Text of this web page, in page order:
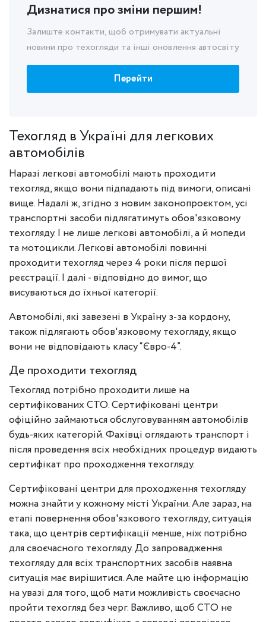
Дизнатися про зміни першим!
Залиште контакти, щоб отримувати актуальні
новини про техогляди та інші оновлення автосвіту
Перейти
Техогляд в Україні для легкових
автомобілів
Наразі легкові автомобілі мають проходити
техогляд, якщо вони підпадають під вимоги, описані
вище. Надалі ж, згідно з новим законопроєктом, усі
транспортні засоби підлягатимуть обов'язковому
техогляду. І не лише легкові автомобілі, а й мопеди
та мотоцикли. Легкові автомобілі повинні
проходити техогляд через 4 роки після першої
реєстрації. І далі - відповідно до вимог, що
висуваються до їхньої категорії.
Автомобілі, які завезені в Україну з-за кордону,
також підлягають обов'язковому техогляду, якщо
вони не відповідають класу “Євро-4”.
Де проходити техогляд
Техогляд потрібно проходити лише на
сертифікованих СТО. Сертифіковані центри
офіційно займаються обслуговуванням автомобілів
будь-яких категорій. Фахівці оглядають транспорт і
після проведення всіх необхідних процедур видають
сертифікат про проходження техогляду.
Сертифіковані центри для проходження техогляду
можна знайти у кожному місті України. Але зараз, на
етапі повернення обов'язкового техогляду, ситуація
така, що центрів сертифікації менше, ніж потрібно
для своєчасного техогляду. До запровадження
техогляду для всіх транспортних засобів наявна
ситуація має вирішитися. Але майте цю інформацію
на увазі для того, щоб мати можливість своєчасно
пройти техогляд без черг. Важливо, щоб СТО не